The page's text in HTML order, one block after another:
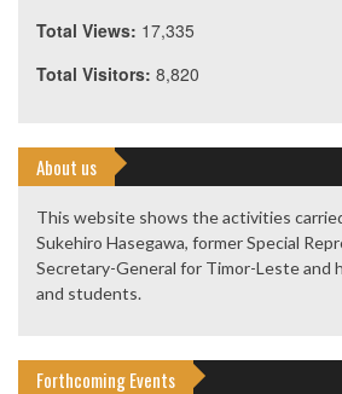
Total Views: 17,335
Total Visitors: 8,820
About us
This website shows the activities
Sukehiro Hasegawa, former Special
Secretary-General for Timor-Leste and
and students.
Forthcoming Events